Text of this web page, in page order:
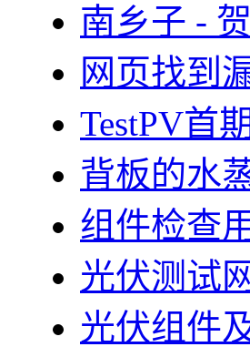
南乡子 -
网页找到
TestPV首
背板的水
组件检查
光伏测试
光伏组件